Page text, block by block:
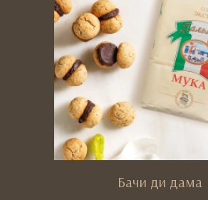
Бачи ди дама